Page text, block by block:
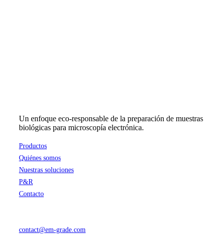
Un enfoque eco-responsable de la preparación de muestras
biológicas para microscopía electrónica.
Productos
Quiénes somos
Nuestras soluciones
P&R
Contacto
contact@em-grade.com